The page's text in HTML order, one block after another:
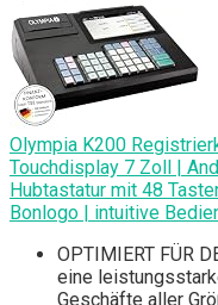
Olympia K200
Touchdisplay 7 Zoll |
Hubtastatur mit 48
Bonlogo | intuitive
OPTIMIERT FÜR
eine
Geschäfte aller